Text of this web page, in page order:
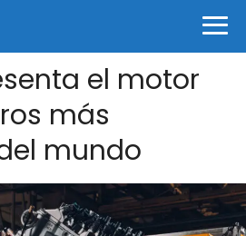
el motor
más
mundo